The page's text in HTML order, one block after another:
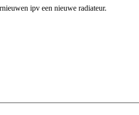
ipv een nieuwe radiateur.